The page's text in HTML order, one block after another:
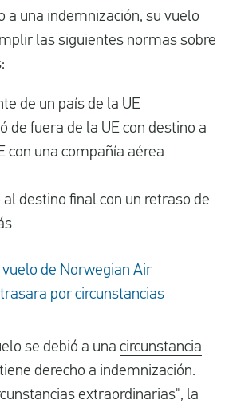
a una indemnización, su vuelo
las siguientes normas sobre
de un país de la UE
de fuera de la UE con destino a
con una compañía aérea
destino final con un retraso de
de Norwegian Air
por circunstancias
se debió a una circunstancia
derecho a indemnización.
extraordinarias", la